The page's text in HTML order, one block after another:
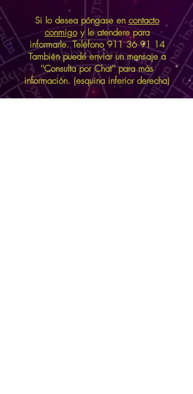
Si lo desea póngase en contacto
conmigoy le atendere para
informarle. Teléfono 911 36 91 14
También puede enviar un mensaje a
''Consulta por Chat'' para más
información. (esquina inferior derecha)